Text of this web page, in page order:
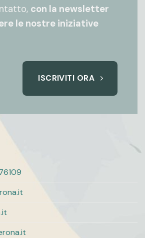
con la newsletter
le nostre iniziative
ISCRIVITI ORA